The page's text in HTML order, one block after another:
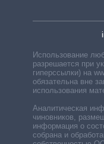
Использование
разрешается при
гиперссылки) на
обязательна вне
использования
Аналитическая
чиновников,
информация о
собрана и